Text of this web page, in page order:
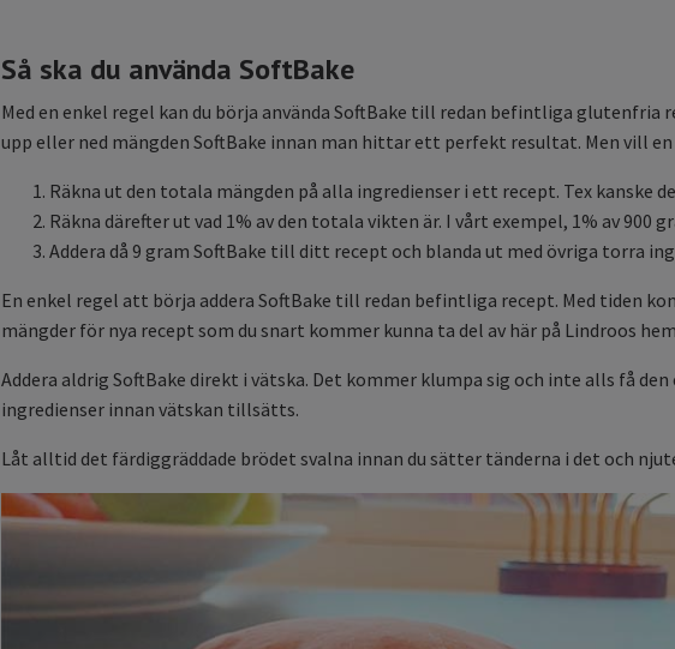
Så ska du använda SoftBake
Med en enkel regel kan du börja använda SoftBake till redan befintliga glutenfria
upp eller ned mängden SoftBake innan man hittar ett perfekt resultat. Men vill en
Räkna ut den totala mängden på alla ingredienser i ett recept. Tex kanske
Räkna därefter ut vad 1% av den totala vikten är. I vårt exempel, 1% av 900
Addera då 9 gram SoftBake till ditt recept och blanda ut med övriga torra
En enkel regel att börja addera SoftBake till redan befintliga recept. Med tiden
mängder för nya recept som du snart kommer kunna ta del av här på Lindroos
Addera aldrig SoftBake direkt i vätska. Det kommer klumpa sig och inte alls få
ingredienser innan vätskan tillsätts.
Låt alltid det färdiggräddade brödet svalna innan du sätter tänderna i det och